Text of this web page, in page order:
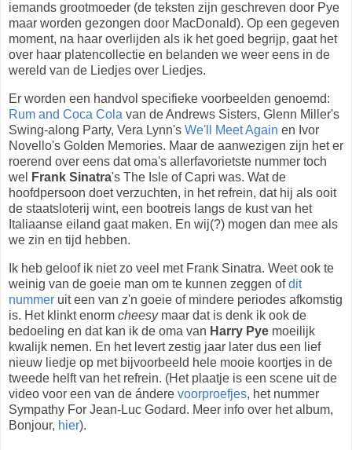
iemands grootmoeder (de teksten zijn geschreven door Pye
maar worden gezongen door MacDonald). Op een gegeven
moment, na haar overlijden als ik het goed begrijp, gaat het
over haar platencollectie en belanden we weer eens in de
wereld van de Liedjes over Liedjes.
Er worden een handvol specifieke voorbeelden genoemd:
Rum and Coca Cola van de Andrews Sisters, Glenn Miller's
Swing-along Party, Vera Lynn's We'll Meet Again en Ivor
Novello's Golden Memories. Maar de aanwezigen zijn het er
roerend over eens dat oma's allerfavorietste nummer toch
wel
Frank Sinatra's The Isle of Capri was. Wat de
hoofdpersoon doet verzuchten, in het refrein, dat hij als ooit
de staatsloterij wint, een bootreis langs de kust van het
Italiaanse eiland gaat maken. En wij(?) mogen dan mee als
we zin en tijd hebben.
Ik heb geloof ik niet zo veel met Frank Sinatra. Weet ook te
weinig van de goeie man om te kunnen zeggen ofdit
nummer uit een van z'n goeie of mindere periodes afkomstig
is. Het klinkt enorm cheesymaar dat is denk ik ook de
bedoeling en dat kan ik de oma van Harry Pye moeilijk
kwalijk nemen. En het levert zestig jaar later dus een lief
nieuw liedje op met bijvoorbeeld hele mooie koortjes in de
tweede helft van het refrein. (Het plaatje is een scene uit de
video voor een van de ándere voorproefjes, het nummer
Sympathy For Jean-Luc Godard. Meer info over het album,
Bonjour, hier).